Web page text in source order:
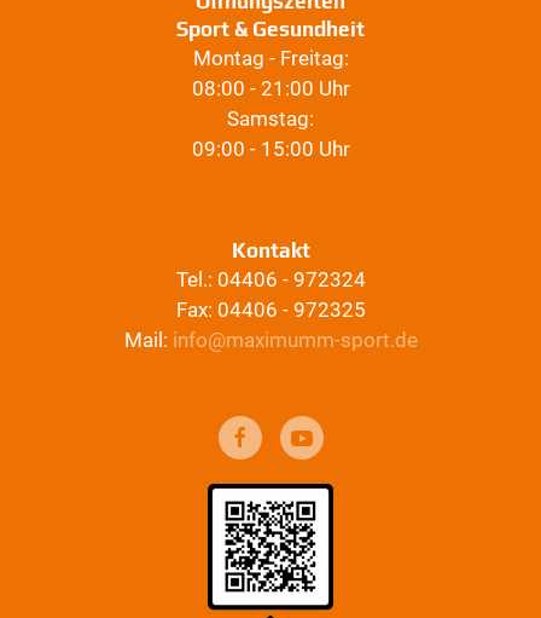
Sport & Gesundheit
Montag - Freitag:
08:00 - 21:00 Uhr
Samstag:
09:00 - 15:00 Uhr
Kontakt
Tel.: 04406 - 972324
Fax: 04406 - 972325
Mail: info@maximumm-sport.de